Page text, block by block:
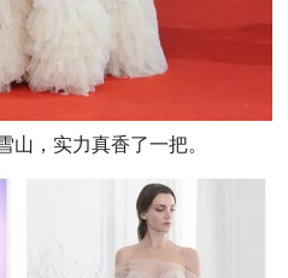
山，实力真香了一把。